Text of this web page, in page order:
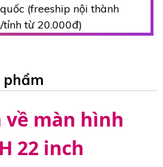
(freeship nội thành
tỉnh từ 20.000đ)
về màn hình
22 inch